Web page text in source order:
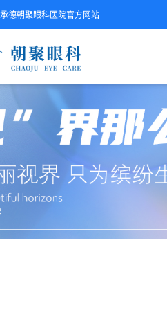
德朝聚眼科医院官方网站